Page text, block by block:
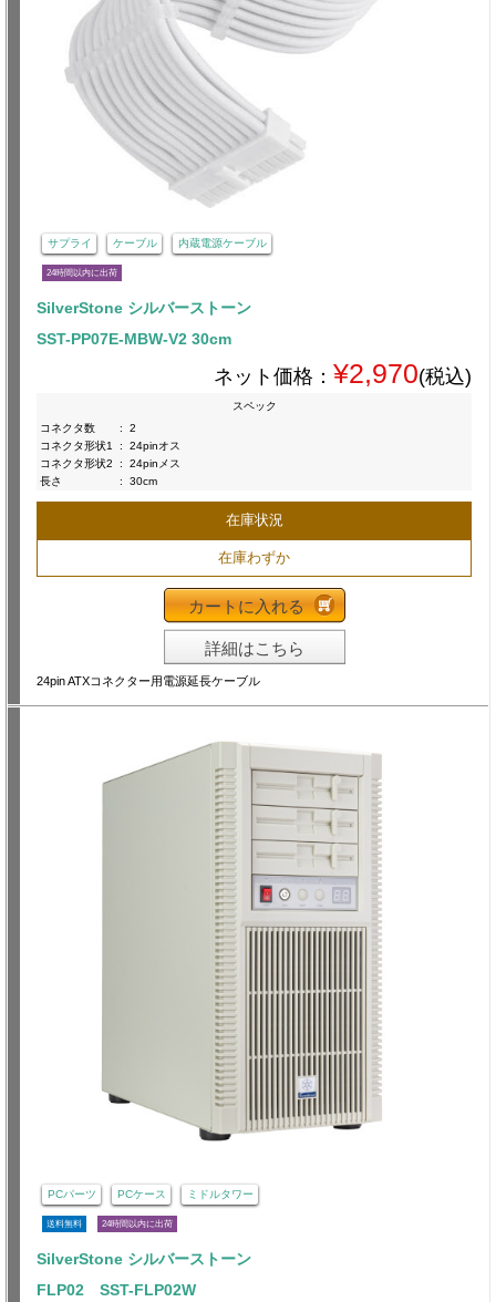
サプライ ケーブル 内蔵電源ケーブル
24時間以内に出荷
SilverStone シルバーストーン
SST-PP07E-MBW-V2 30cm
ネット価格： ¥2,970(税込)
スペック
コネクタ数
:
2
コネクタ形状1
:
24pinオス
コネクタ形状2
:
24pinメス
長さ
: 30cm
在庫状況
在庫わずか
カートに入れる
詳細はこちら
24pin ATXコネクター用電源延長ケーブル
PCパーツ PCケース ミドルタワー
送料無料 24時間以内に出荷
SilverStone シルバーストーン
FLP02 SST-FLP02W